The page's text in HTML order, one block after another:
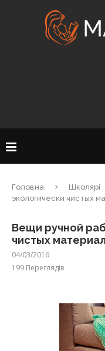
Головна Школярі
экологически чистых
Вещи ручной
чистых
04/03/2016
199 Переглядів